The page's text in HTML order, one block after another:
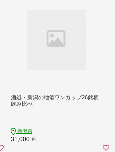
酒処・新潟の地酒ワンカップ26銘柄
飲み比べ
新潟県
31,000 円